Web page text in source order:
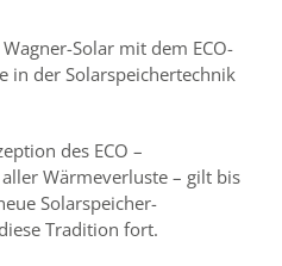
Solar mit dem ECO-
in der Solarspeichertechnik
des ECO –
Wärmeverluste – gilt bis
Solarspeicher-
Tradition fort.